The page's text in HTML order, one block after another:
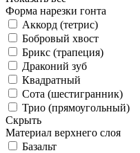
Форма нарезки гонта
Аккорд (тетрис)
Бобровый хвост
Брикс (трапеция)
Драконий зуб
Квадратный
Сота (шестигранник)
Трио (прямоугольный)
Скрыть
Материал верхнего слоя
Базальт